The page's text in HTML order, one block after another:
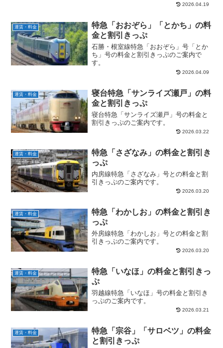
2026.04.19
運賃・料金
特急「おおぞら」「とかち」の料
金と割引きっぷ
石勝・根室線特急「おおぞら」号「とか
ち」号の料金と割引きっぷのご案内で
す。
2026.04.09
運賃・料金
寝台特急「サンライズ瀬戸」の料
金と割引きっぷ
寝台特急「サンライズ瀬戸」号の料金と
割引きっぷのご案内です。
2026.03.22
運賃・料金
特急「さざなみ」の料金と割引き
っぷ
内房線特急「さざなみ」号との料金と割
引きっぷのご案内です。
2026.03.20
運賃・料金
特急「わかしお」の料金と割引き
っぷ
外房線特急「わかしお」号との料金と割
引きっぷのご案内です。
2026.03.20
運賃・料金
特急「いなほ」の料金と割引きっ
ぷ
羽越線特急「いなほ」号の料金と割引き
っぷのご案内です。
2026.03.21
運賃・料金
特急「宗谷」「サロベツ」の料金
と割引きっぷ